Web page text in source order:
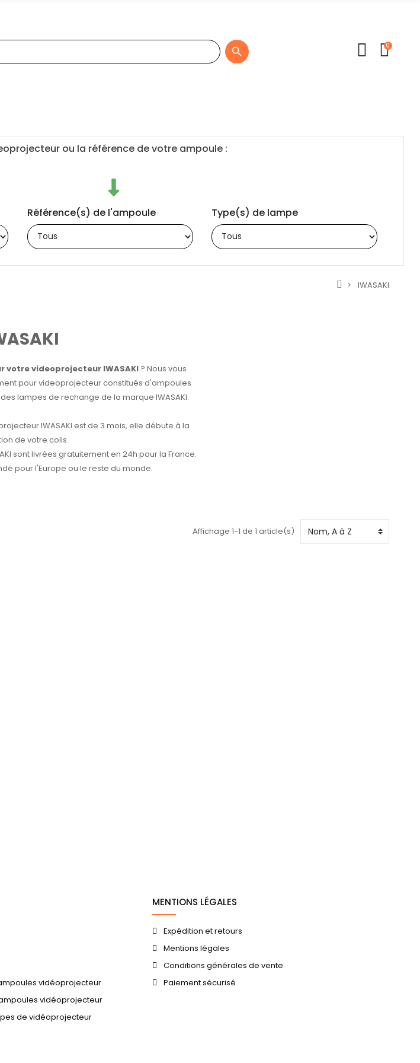
 0
ou la référence de votre ampoule :
Référence(s) de l'ampoule Type(s) de lampe
IWASAKI
votre videoprojecteur IWASAKI? Nous vous
pour videoprojecteur constitués d'ampoules
lampes de rechange de la marque IWASAKI.
IWASAKI est de 3 mois, elle débute à la
de votre colis.
sont livrées gratuitement en 24h pour la France.
pour l'Europe ou le reste du monde.
Affichage 1-1 de 1 article(s)
vidéoprojecteur
vidéoprojecteur
de vidéoprojecteur
MENTIONS LÉGALES
Expédition et retours
Mentions légales
Conditions générales de vente
Paiement sécurisé